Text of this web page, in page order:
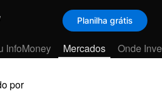
Planilha grátis
InfoMoney Mercados Onde
por